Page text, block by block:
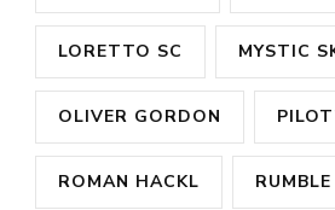
LORETTO SC MYSTIC
OLIVER GORDON
ROMAN HACKL RUMBLE